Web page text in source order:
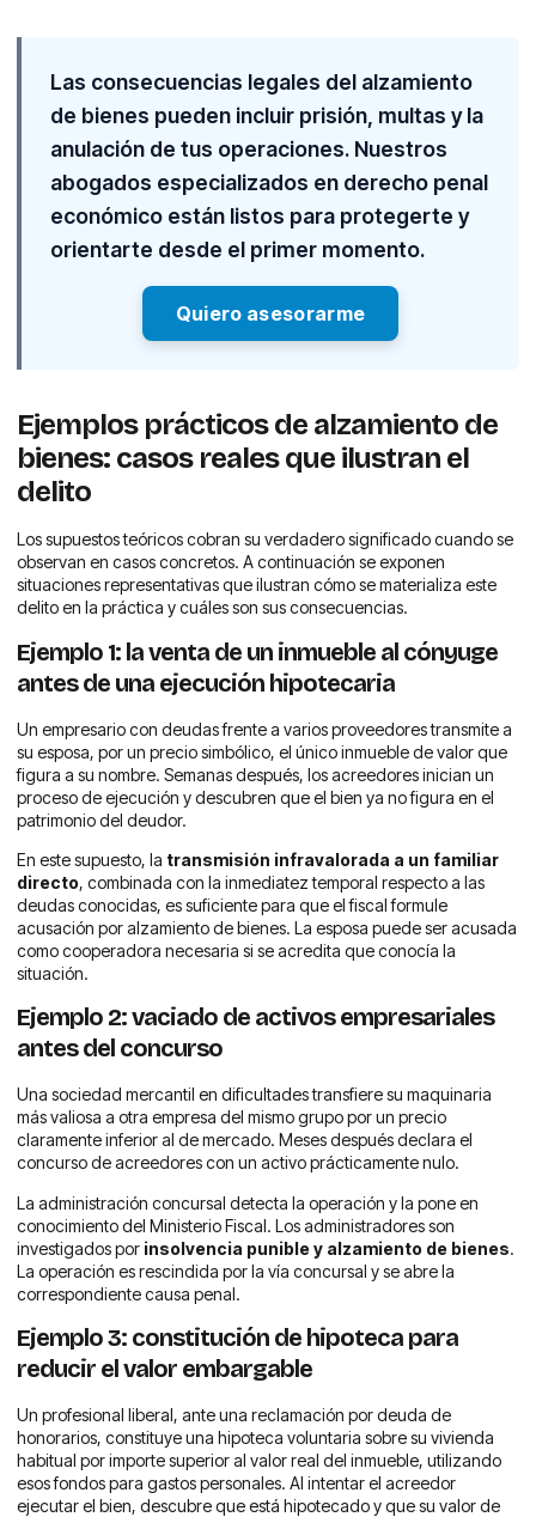
Las consecuencias legales del alzamiento
de bienes pueden incluir prisión, multas y la
anulación de tus operaciones. Nuestros
abogados especializados en derecho penal
económico están listos para protegerte y
orientarte desde el primer momento.
Quiero asesorarme
Ejemplos prácticos de alzamiento de
bienes: casos reales que ilustran el
delito
Los supuestos teóricos cobran su verdadero significado cuando se
observan en casos concretos. A continuación se exponen
situaciones representativas que ilustran cómo se materializa este
delito en la práctica y cuáles son sus consecuencias.
Ejemplo 1: la venta de un inmueble al cónyuge
antes de una ejecución hipotecaria
Un empresario con deudas frente a varios proveedores transmite a
su esposa, por un precio simbólico, el único inmueble de valor que
figura a su nombre. Semanas después, los acreedores inician un
proceso de ejecución y descubren que el bien ya no figura en el
patrimonio del deudor.
En este supuesto, la transmisión infravalorada a un familiar
directo, combinada con la inmediatez temporal respecto a las
deudas conocidas, es suficiente para que el fiscal formule
acusación por alzamiento de bienes. La esposa puede ser acusada
como cooperadora necesaria si se acredita que conocía la
situación.
Ejemplo 2: vaciado de activos empresariales
antes del concurso
Una sociedad mercantil en dificultades transfiere su maquinaria
más valiosa a otra empresa del mismo grupo por un precio
claramente inferior al de mercado. Meses después declara el
concurso de acreedores con un activo prácticamente nulo.
La administración concursal detecta la operación y la pone en
conocimiento del Ministerio Fiscal. Los administradores son
investigados por insolvencia punible y alzamiento de bienes.
La operación es rescindida por la vía concursal y se abre la
correspondiente causa penal.
Ejemplo 3: constitución de hipoteca para
reducir el valor embargable
Un profesional liberal, ante una reclamación por deuda de
honorarios, constituye una hipoteca voluntaria sobre su vivienda
habitual por importe superior al valor real del inmueble, utilizando
esos fondos para gastos personales. Al intentar el acreedor
ejecutar el bien, descubre que está hipotecado y que su valor de